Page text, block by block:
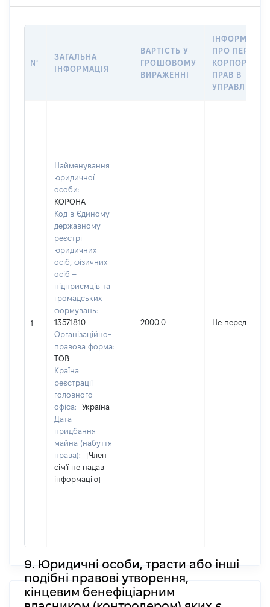
№
ЗАГАЛЬНА
ІНФОРМАЦІЯ
ВАРТІСТЬ У
ГРОШОВОМУ
ВИРАЖЕННІ
ІНФОРМАЦІЯ
ПРО
ПРАВ В
УПРАВЛІННЯ
1
Найменування
юридичної
особи:
КОРОНА
Код в Єдиному
державному
реєстрі
юридичних
осіб, фізичних
осіб –
підприємців та
громадських
формувань:
13571810
Організаційно-
правова форма:
ТОВ
Країна
реєстрації
головного
офіса:
Україна
Дата
придбання
майна (набуття
права):
[Член
сім'ї не надав
інформацію]
2000.0 Не передано
9. Юридичні особи, трасти або інші
подібні правові утворення,
кінцевим бенефіціарним